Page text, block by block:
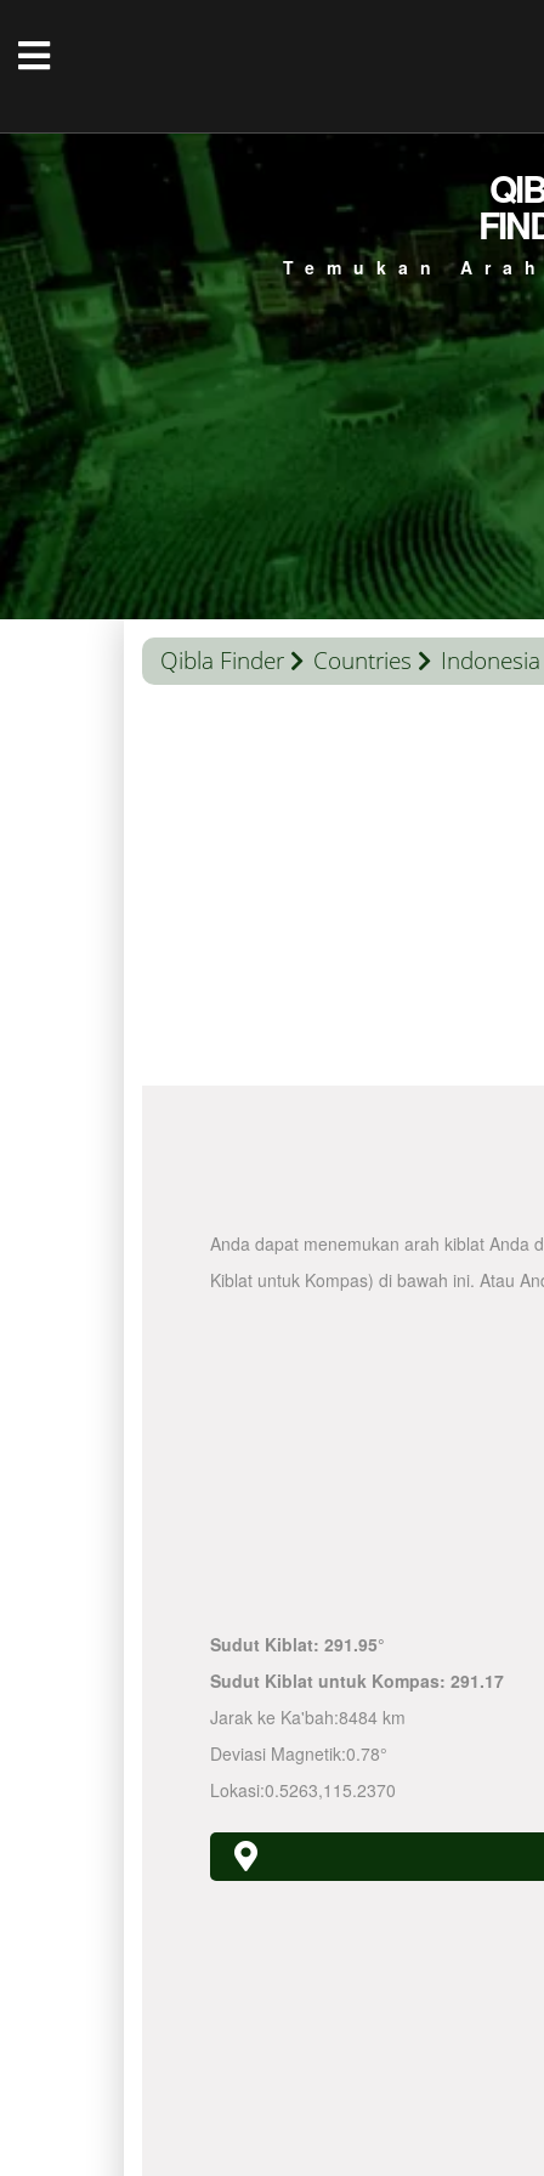
Temukan
Qibla Finder Countries Indonesia
Anda dapat menemukan arah kiblat Anda
Kiblat untuk Kompas) di bawah ini. Atau
Sudut Kiblat: 291.95°
Sudut Kiblat untuk Kompas: 291.17
Jarak ke Ka'bah:8484 km
Deviasi Magnetik:0.78°
Lokasi:0.5263,115.2370